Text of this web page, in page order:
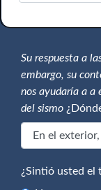
Su respuesta a
embargo, su
nos ayudaría a a
del sismo
¿Sintió usted el